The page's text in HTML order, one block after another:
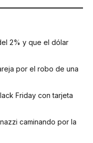
2% y que el dólar
por el robo de una
Friday con tarjeta
caminando por la